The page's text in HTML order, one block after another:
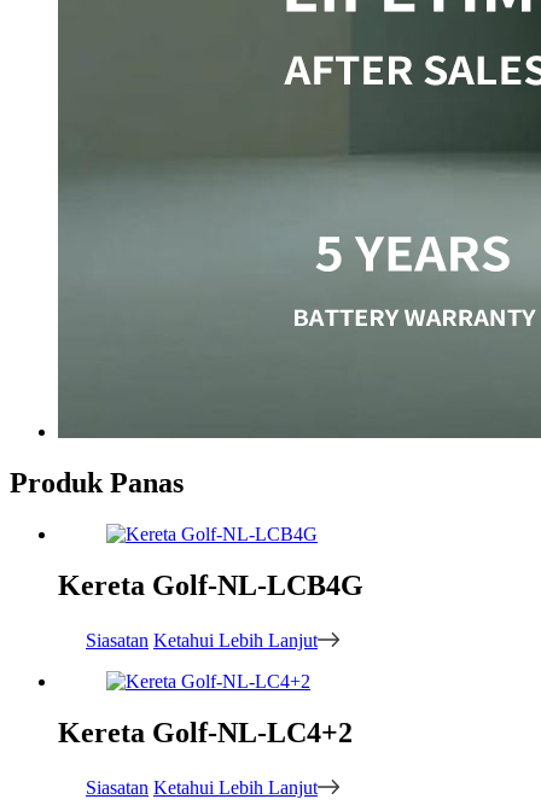
Produk Panas
Kereta Golf-NL-LCB4G
Siasatan Ketahui Lebih Lanjut
Kereta Golf-NL-LC4+2
Siasatan Ketahui Lebih Lanjut